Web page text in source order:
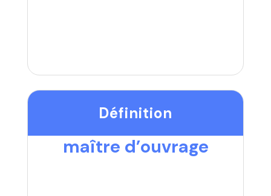
Définition
maître d’ouvrage